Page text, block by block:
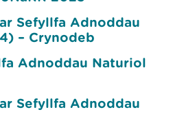
Sefyllfa Adnoddau
– Crynodeb
Adnoddau Naturiol
Sefyllfa Adnoddau